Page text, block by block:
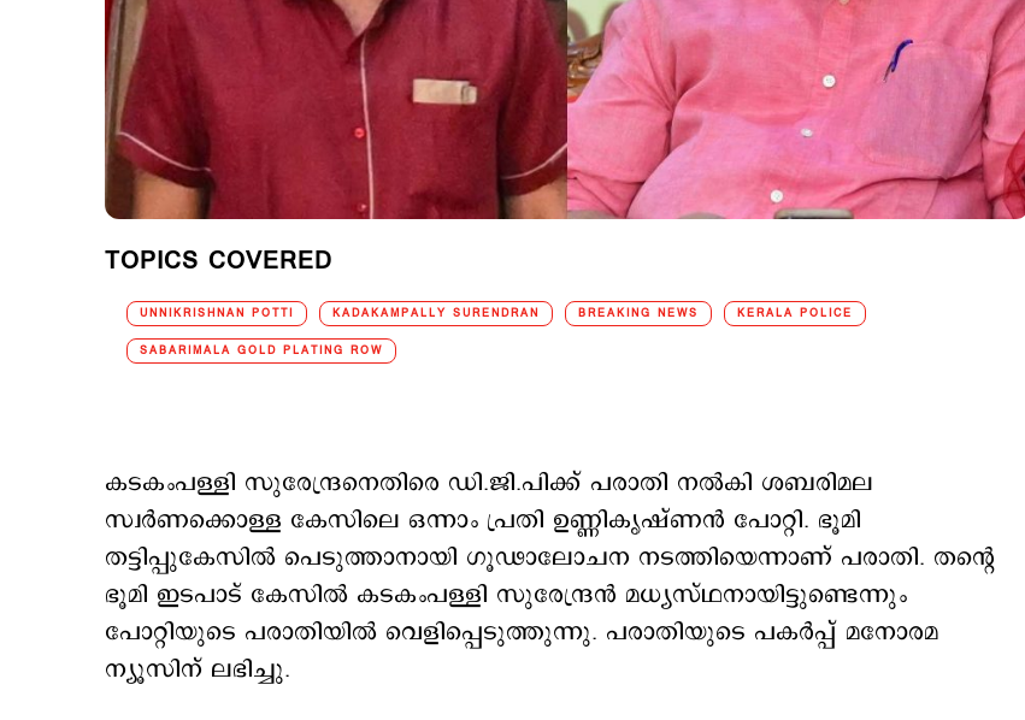
TOPICS COVERED
UNNIKRISHNAN POTTI KADAKAMPALLY SURENDRAN BREAKING NEWS KERALA POLICE
SABARIMALA GOLD PLATING ROW
കടകംപള്ളി സുരേന്ദ്രനെതിരെ ഡി.ജി.പിക്ക് പരാതി നല്‍കി ശബരിമല
സ്വര്‍ണക്കൊള്ള കേസിലെ ഒന്നാം പ്രതി ഉണ്ണികൃഷ്ണന്‍ പോറ്റി. ഭൂമി
തട്ടിപ്പുകേസില്‍ പെടുത്താനായി ഗൂഢാലോചന നടത്തിയെന്നാണ് പരാതി. തന്‍റെ
ഭൂമി ഇടപാട് കേസില്‍ കടകംപള്ളി സുരേന്ദ്രന്‍ മധ്യസ്ഥനായിട്ടുണ്ടെന്നും
പോറ്റിയുടെ പരാതിയില്‍ വെളിപ്പെടുത്തുന്നു. പരാതിയുടെ പകര്‍പ്പ് മനോരമ
ന്യൂസിന് ലഭിച്ചു.